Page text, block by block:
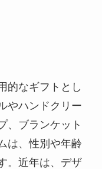
的なギフトとし
やハンドクリー
、ブランケット
は、性別や年齢
。近年は、デザ